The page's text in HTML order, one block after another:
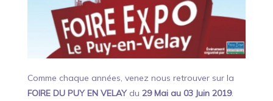
Comme chaque années, venez nous retrouver sur la
FOIRE DU PUY EN VELAYdu 29 Mai au 03 Juin 2019.